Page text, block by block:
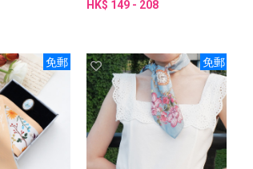
姊妹團邀
手信禮物
HK$ 149 - 208
免郵 免郵